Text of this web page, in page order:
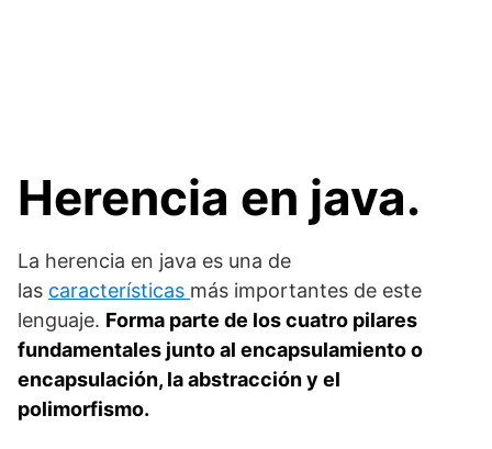
Herencia en java.
La herencia en java es una de
las características más importantes de este
lenguaje. Forma parte de los cuatro pilares
fundamentales junto al encapsulamiento o
encapsulación, la abstracción y el
polimorfismo.